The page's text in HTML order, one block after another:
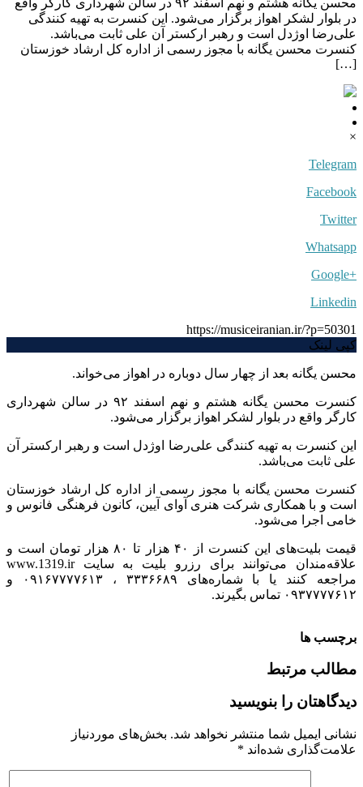
در بلوار لشکر اهواز برگزار می‌شود. این کنسرت به تهیه کنندگی
علی‌رضا اوژدل است و رهبر ارکستر آن علی ثابت می‌باشد.
کنسرت محسن یگانه با مجوز رسمی از اداره کل ارشاد خوزستان
[…]
×
Telegram
Facebook
Twitter
Whatsapp
+Google
Linkedin
https://musiceiranian.ir/?p=50301
کپی لینک
‌محسن یگانه بعد از چهار سال دوباره در اهواز می‌خواند.
کنسرت محسن یگانه هشتم و نهم اسفند ۹۲ در سالن شهرداری
کارگر واقع در بلوار لشکر اهواز برگزار می‌شود.
این کنسرت به تهیه کنندگی علی‌رضا اوژدل است و رهبر ارکستر آن
علی ثابت می‌باشد.
کنسرت محسن یگانه با مجوز رسمی از اداره کل ارشاد خوزستان
است و با همکاری شرکت هنری آوای آیین، کانون فرهنگی فانوس و
خامی اجرا می‌شود.
قیمت بلیت‌های این کنسرت از ۴۰ هزار تا ۸۰ هزار تومان است و
علاقه‌مندان می‌توانند برای رزرو بلیت به سایت www.1319.ir
مراجعه کنند یا با شماره‌های ۳۳۳۶۶۸۹ ، ۰۹۱۶۷۷۷۷۶۱۳ و
۰۹۳۷۷۷۷۶۱۲ تماس بگیرند.
برچسب ها
مطالب مرتبط
دیدگاهتان را بنویسید
نشانی ایمیل شما منتشر نخواهد شد. بخش‌های موردنیاز
علامت‌گذاری شده‌اند *